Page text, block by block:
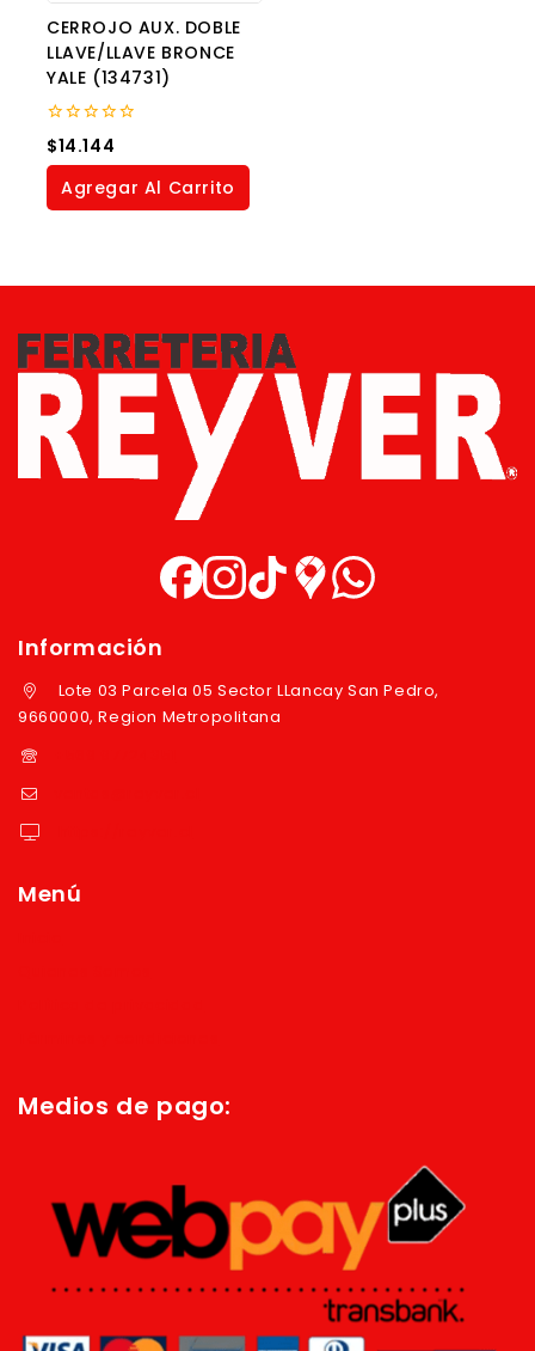
CERROJO AUX. DOBLE
LLAVE/LLAVE BRONCE
YALE (134731)
0
out
of
$14.144
Agregar Al Carrito
Información
Lote 03 Parcela 05 Sector LLancay San Pedro,
9660000, Region Metropolitana
Menú
Medios de pago: